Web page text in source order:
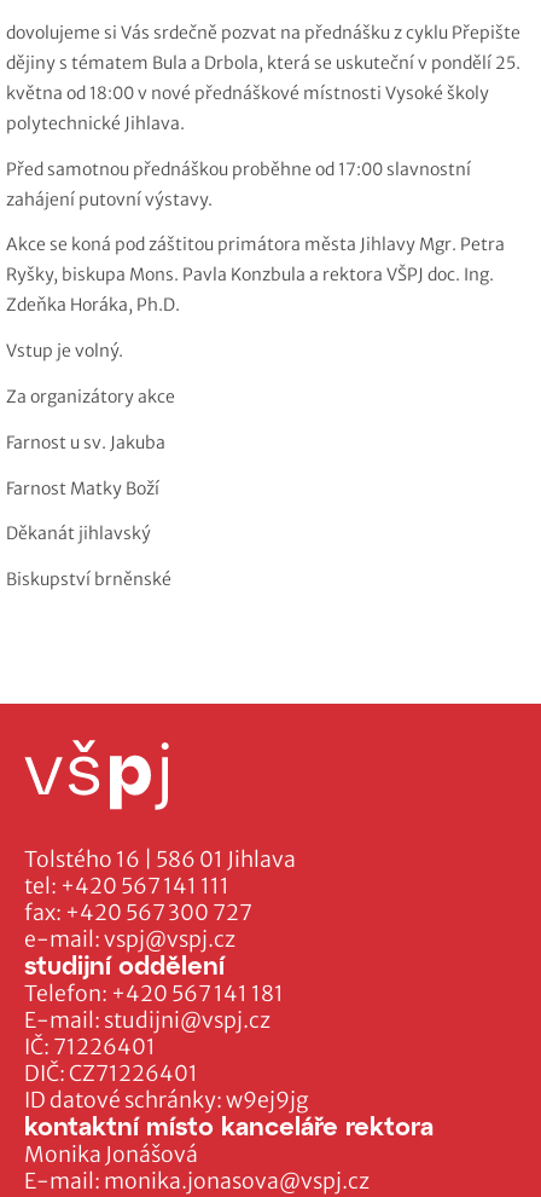
dovolujeme si Vás srdečně pozvat na přednášku z cyklu Přepište
dějiny s tématem Bula a Drbola, která se uskuteční v pondělí 25.
května od 18:00 v nové přednáškové místnosti Vysoké školy
polytechnické Jihlava.
Před samotnou přednáškou proběhne od 17:00 slavnostní
zahájení putovní výstavy.
Akce se koná pod záštitou primátora města Jihlavy Mgr. Petra
Ryšky, biskupa Mons. Pavla Konzbula a rektora VŠPJ doc. Ing.
Zdeňka Horáka, Ph.D.
Vstup je volný.
Za organizátory akce
Farnost u sv. Jakuba
Farnost Matky Boží
Děkanát jihlavský
Biskupství brněnské
Tolstého 16 | 586 01 Jihlava
tel: +420 567 141 111
fax: +420 567 300 727
e-mail:vspj@vspj.cz
IČ: 71226401
DIČ: CZ71226401
ID datové schránky: w9ej9jg
studijní oddělení
Telefon: +420 567 141 181
E-mail: studijni@vspj.cz
kontaktní místo kanceláře rektora
Monika Jonášová
E-mail: monika.jonasova@vspj.cz